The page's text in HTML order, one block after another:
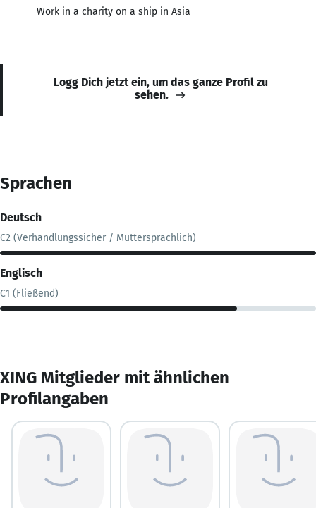
Work in a charity on a ship in Asia
Logg Dich jetzt ein, um das ganze Profil zu
sehen.
Sprachen
Deutsch
C2 (Verhandlungssicher / Muttersprachlich)
Englisch
C1 (Fließend)
XING Mitglieder mit ähnlichen
Profilangaben